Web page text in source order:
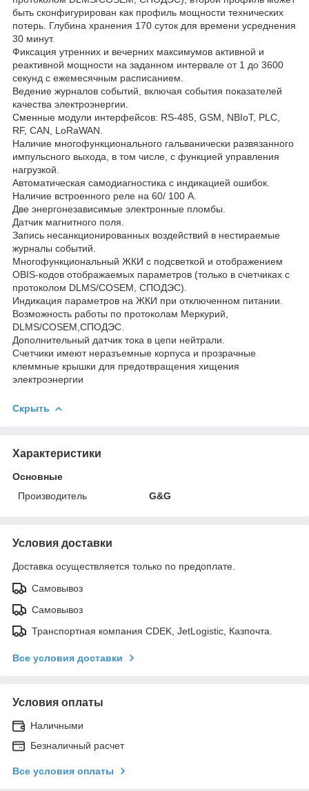
быть сконфигурирован как профиль мощности технических
потерь. Глубина хранения 170 суток для времени усреднения
30 минут.
Фиксация утренних и вечерних максимумов активной и
реактивной мощности на заданном интервале от 1 до 3600
секунд с ежемесячным расписанием.
Ведение журналов событий, включая события показателей
качества электроэнергии.
Сменные модули интерфейсов: RS-485, GSM, NBIoT, PLC,
RF, CAN, LoRaWAN.
Наличие многофункционального гальванически развязанного
импульсного выхода, в том числе, с функцией управления
нагрузкой.
Автоматическая самодиагностика с индикацией ошибок.
Наличие встроенного реле на 60/ 100 А.
Две энергонезависимые электронные пломбы.
Датчик магнитного поля.
Запись несанкционированных воздействий в нестираемые
журналы событий.
Многофункциональный ЖКИ c подсветкой и отображением
OBIS-кодов отображаемых параметров (только в счетчиках с
протоколом DLMS/COSEM, СПОДЭС).
Индикация параметров на ЖКИ при отключенном питании.
Возможность работы по протоколам Меркурий,
DLMS/COSEM,СПОДЭС.
Дополнительный датчик тока в цепи нейтрали.
Счетчики имеют неразъемные корпуса и прозрачные
клеммные крышки для предотвращения хищения
электроэнергии
Скрыть
Характеристики
Основные
Производитель
G&G
Условия доставки
Доставка осуществляется только по предоплате.
Самовывоз
Самовывоз
Транспортная компания CDEK, JetLogistic, Казпочта.
Все условия доставки
Условия оплаты
Наличными
Безналичный расчет
Все условия оплаты